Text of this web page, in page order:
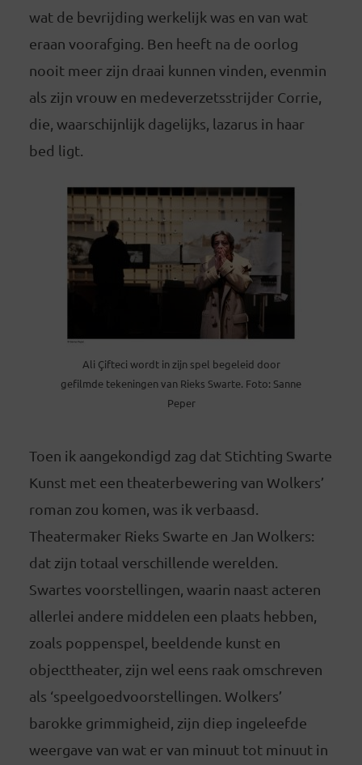
wat de bevrijding werkelijk was en van wat
eraan voorafging. Ben heeft na de oorlog
nooit meer zijn draai kunnen vinden, evenmin
als zijn vrouw en medeverzetsstrijder Corrie,
die, waarschijnlijk dagelijks, lazarus in haar
bed ligt.
Ali Çifteci wordt in zijn spel begeleid door
gefilmde tekeningen van Rieks Swarte. Foto: Sanne
Peper
Toen ik aangekondigd zag dat Stichting Swarte
Kunst met een theaterbewering van Wolkers’
roman zou komen, was ik verbaasd.
Theatermaker Rieks Swarte en Jan Wolkers:
dat zijn totaal verschillende werelden.
Swartes voorstellingen, waarin naast acteren
allerlei andere middelen een plaats hebben,
zoals poppenspel, beeldende kunst en
objecttheater, zijn wel eens raak omschreven
als ‘speelgoedvoorstellingen. Wolkers’
barokke grimmigheid, zijn diep ingeleefde
weergave van wat er van minuut tot minuut in